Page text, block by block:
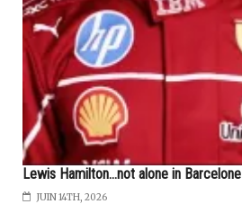
Lewis Hamilton...not alone in Barcelone
JUIN 14TH, 2026